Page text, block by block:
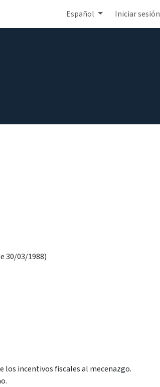
Español Iniciar sesión
30/03/1988)
los incentivos fiscales al mecenazgo.